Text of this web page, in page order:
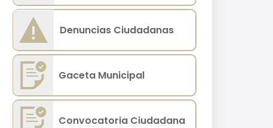
Denuncias Ciudadanas
Gaceta Municipal
Convocatoria Ciudadana